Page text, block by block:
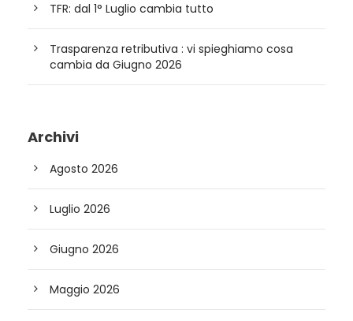
TFR: dal 1° Luglio cambia tutto
Trasparenza retributiva : vi spieghiamo cosa
cambia da Giugno 2026
Archivi
Agosto 2026
Luglio 2026
Giugno 2026
Maggio 2026